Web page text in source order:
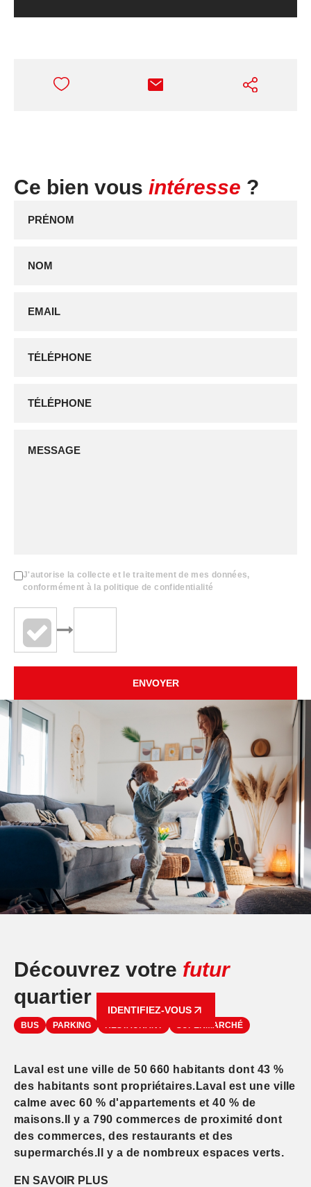
Ce bien vous intéresse ?
J'autorise la collecte et le traitement de mes données,
conformément à la politique de confidentialité
ENVOYER
Découvrez votre futur
quartier
IDENTIFIEZ-VOUS
Laval est une ville de 50 660 habitants dont 43 %
des habitants sont propriétaires.Laval est une ville
calme avec 60 % d'appartements et 40 % de
maisons.Il y a 790 commerces de proximité dont
des commerces, des restaurants et des
supermarchés.Il y a de nombreux espaces verts.
EN SAVOIR PLUS
BUS PARKING SUPERMARCHÉ